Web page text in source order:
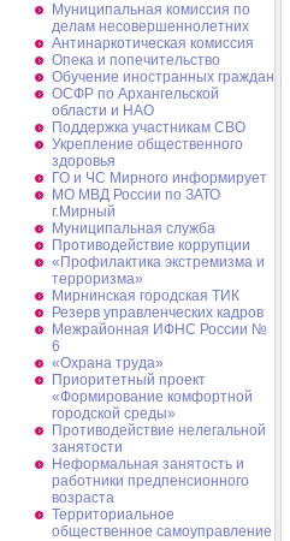
Муниципальная комиссия по
делам несовершеннолетних
Антинаркотическая комиссия
Опека и попечительство
Обучение иностранных граждан
ОСФР по Архангельской
области и НАО
Поддержка участникам СВО
Укрепление общественного
здоровья
ГО и ЧС Мирного информирует
МО МВД России по ЗАТО
г.Мирный
Муниципальная cлужба
Противодействие коррупции
«Профилактика экстремизма и
терроризма»
Мирнинская городская ТИК
Резерв управленческих кадров
Межрайонная ИФНС России №
6
«Охрана труда»
Приоритетный проект
«Формирование комфортной
городской среды»
Противодействие нелегальной
занятости
Неформальная занятость и
работники предпенсионного
возраста
Территориальное
общественное самоуправление